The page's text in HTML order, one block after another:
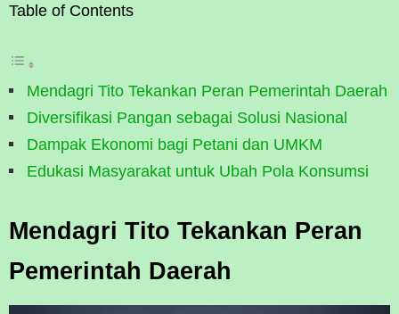
Table of Contents
Mendagri Tito Tekankan Peran Pemerintah Daerah
Diversifikasi Pangan sebagai Solusi Nasional
Dampak Ekonomi bagi Petani dan UMKM
Edukasi Masyarakat untuk Ubah Pola Konsumsi
Mendagri Tito Tekankan Peran
Pemerintah Daerah